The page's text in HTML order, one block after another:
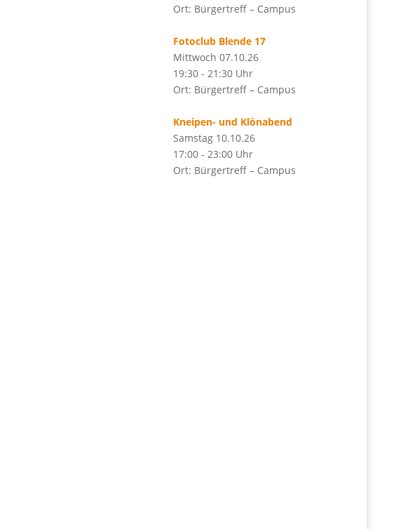
Ort: Bürgertreff – Campus
Fotoclub Blende 17
Mittwoch 07.10.26
19:30 - 21:30 Uhr
Ort: Bürgertreff – Campus
Kneipen- und Klönabend
Samstag 10.10.26
17:00 - 23:00 Uhr
Ort: Bürgertreff – Campus